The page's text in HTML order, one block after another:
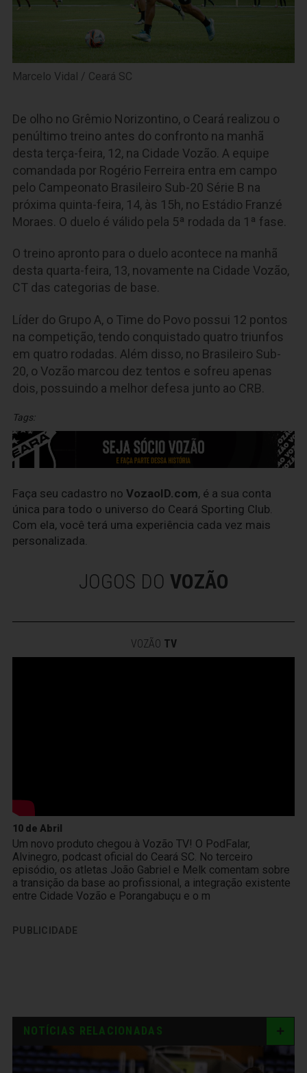
Marcelo Vidal / Ceará SC
De olho no Grêmio Norizontino, o Ceará realizou o
penúltimo treino antes do confronto na manhã
desta terça-feira, 12, na Cidade Vozão. A equipe
comandada por Rogério Ferreira entra em campo
pelo Campeonato Brasileiro Sub-20 Série B na
próxima quinta-feira, 14, às 15h, no Estádio Franzé
Moraes. O duelo é válido pela 5ª rodada da 1ª fase.
O treino apronto para o duelo acontece na manhã
desta quarta-feira, 13, novamente na Cidade Vozão,
CT das categorias de base.
Líder do Grupo A, o Time do Povo possui 12 pontos
na competição, tendo conquistado quatro triunfos
em quatro rodadas. Além disso, no Brasileiro Sub-
20, o Vozão marcou dez tentos e sofreu apenas
dois, possuindo a melhor defesa junto ao CRB.
Tags:
Faça seu cadastro no VozaoID.com, é a sua conta
única para todo o universo do Ceará Sporting Club.
Com ela, você terá uma experiência cada vez mais
personalizada.
JOGOS DO VOZÃO
VOZÃO TV
10 de Abril
Um novo produto chegou à Vozão TV! O PodFalar,
Alvinegro, podcast oficial do Ceará SC. No terceiro
episódio, os atletas João Gabriel e Melk comentam sobre
a transição da base ao profissional, a integração existente
entre Cidade Vozão e Porangabuçu e o m
PUBLICIDADE
NOTÍCIAS RELACIONADAS